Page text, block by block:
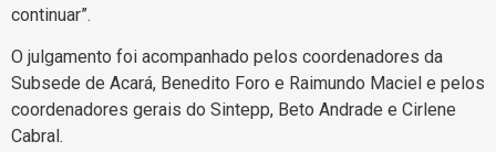
continuar”.
O julgamento foi acompanhado pelos coordenadores da
Subsede de Acará, Benedito Foro e Raimundo Maciel e pelos
coordenadores gerais do Sintepp, Beto Andrade e Cirlene
Cabral.